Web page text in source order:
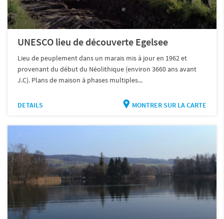
UNESCO lieu de découverte Egelsee
Lieu de peuplement dans un marais mis à jour en 1962 et
provenant du début du Néolithique (environ 3660 ans avant
J.C). Plans de maison à phases multiples...
DETAILS MONTRER SUR LA CARTE